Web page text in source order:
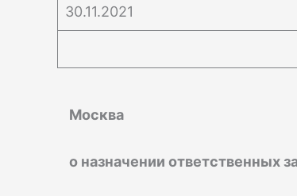
30.11.2021
Москва
о назначении ответственных